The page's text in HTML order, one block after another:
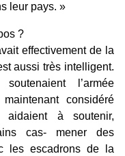
leur pays. »
?
effectivement de la
aussi très intelligent.
l’armée
considéré
aidaient à soutenir,
cas- mener des
les escadrons de la